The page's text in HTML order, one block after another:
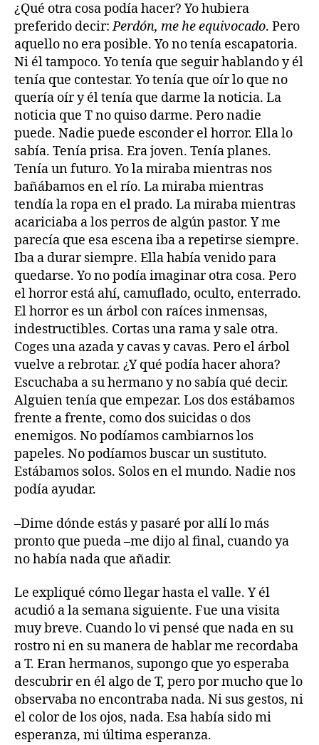
¿Qué otra cosa podía hacer? Yo hubiera
preferido decir:Perdón, me he equivocado. Pero
aquello no era posible. Yo no tenía escapatoria.
Ni él tampoco. Yo tenía que seguir hablando y él
tenía que contestar. Yo tenía que oír lo que no
quería oír y él tenía que darme la noticia. La
noticia que T no quiso darme. Pero nadie
puede. Nadie puede esconder el horror. Ella lo
sabía. Tenía prisa. Era joven. Tenía planes.
Tenía un futuro. Yo la miraba mientras nos
bañábamos en el río. La miraba mientras
tendía la ropa en el prado. La miraba mientras
acariciaba a los perros de algún pastor. Y me
parecía que esa escena iba a repetirse siempre.
Iba a durar siempre. Ella había venido para
quedarse. Yo no podía imaginar otra cosa. Pero
el horror está ahí, camuflado, oculto, enterrado.
El horror es un árbol con raíces inmensas,
indestructibles. Cortas una rama y sale otra.
Coges una azada y cavas y cavas. Pero el árbol
vuelve a rebrotar. ¿Y qué podía hacer ahora?
Escuchaba a su hermano y no sabía qué decir.
Alguien tenía que empezar. Los dos estábamos
frente a frente, como dos suicidas o dos
enemigos. No podíamos cambiarnos los
papeles. No podíamos buscar un sustituto.
Estábamos solos. Solos en el mundo. Nadie nos
podía ayudar.
–Dime dónde estás y pasaré por allí lo más
pronto que pueda –me dijo al final, cuando ya
no había nada que añadir.
Le expliqué cómo llegar hasta el valle. Y él
acudió a la semana siguiente. Fue una visita
muy breve. Cuando lo vi pensé que nada en su
rostro ni en su manera de hablar me recordaba
a T. Eran hermanos, supongo que yo esperaba
descubrir en él algo de T, pero por mucho que lo
observaba no encontraba nada. Ni sus gestos, ni
el color de los ojos, nada. Esa había sido mi
esperanza, mi última esperanza.